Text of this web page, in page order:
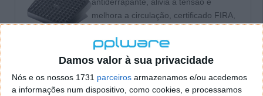
Damos valor à sua privacidade
Nós e os nossos 1731 parceiros armazenamos e/ou acedemos
a informações num dispositivo, como cookies, e processamos
antiderrapante, alivia a tensão e
melhora a circulação, certificado FIRA,
Ver na Amazon